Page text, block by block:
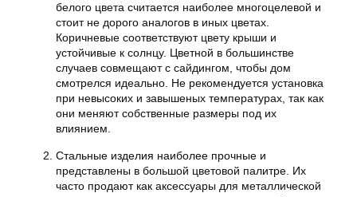
белого цвета считается наиболее многоцелевой и
стоит не дорого аналогов в иных цветах.
Коричневые соответствуют цвету крыши и
устойчивые к солнцу. Цветной в большинстве
случаев совмещают с сайдингом, чтобы дом
смотрелся идеально. Не рекомендуется установка
при невысоких и завышеных температурах, так как
они меняют собственные размеры под их
влиянием.
Стальные изделия наиболее прочные и
представлены в большой цветовой палитре. Их
часто продают как аксессуары для металлической